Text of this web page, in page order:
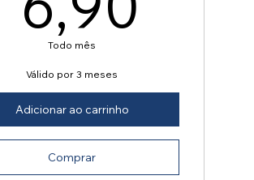
Todo mês
Válido por 3 meses
Adicionar ao carrinho
Comprar